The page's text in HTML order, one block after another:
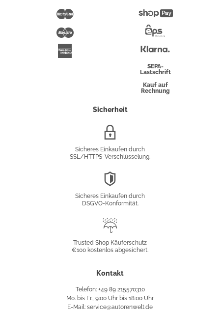
Maestro
Pay
Überweisung
SEPA-
Lastschrift
Kauf auf
Rechnung
Sicherheit
Sicheres Einkaufen durch
SSL/HTTPS-Verschlüsselung.
Sicheres Einkaufen durch
DSGVO-Konformität.
Käuferschutz
Trusted Shop Käuferschutz
€100 kostenlos abgesichert.
Kontakt
Telefon: +49 89 215570310
Mo. bis Fr., 9:00 Uhr bis 18:00 Uhr
E-Mail: service@autorenwelt.de